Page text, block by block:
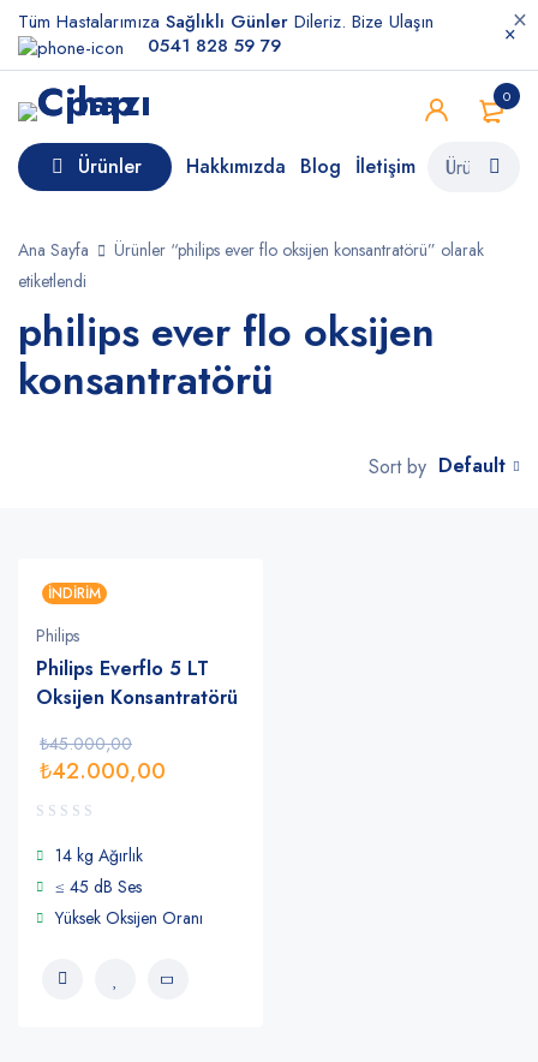
Tüm Hastalarımıza Sağlıklı Günler Dileriz. Bize Ulaşın
0541 828 59 79
0
Ürünler Hakkımızda Blog İletişim
Ana Sayfa
Ürünler “philips ever flo oksijen konsantratörü” olarak
etiketlendi
philips ever flo oksijen
konsantratörü
Sort by Default
İNDIRIM
Philips
Philips Everflo 5 LT
Oksijen Konsantratörü
₺45.000,00
₺42.000,00
14 kg Ağırlık
≤ 45 dB Ses
Yüksek Oksijen Oranı